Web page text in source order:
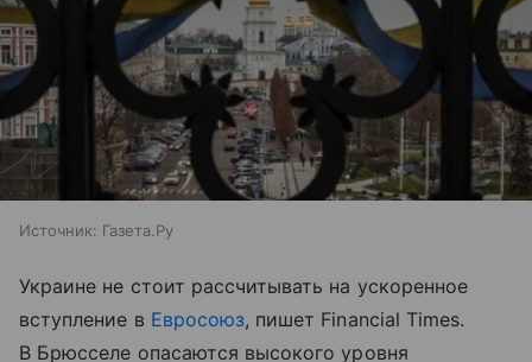
Источник: Газета.Ру
Украине не стоит рассчитывать на ускоренное
вступление в Евросоюз, пишет Financial Times.
В Брюсселе опасаются высокого уровня